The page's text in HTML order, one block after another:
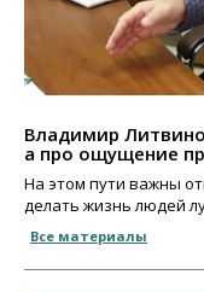
Владимир
а про ощущение
На этом пути важны
делать жизнь людей
Все материалы